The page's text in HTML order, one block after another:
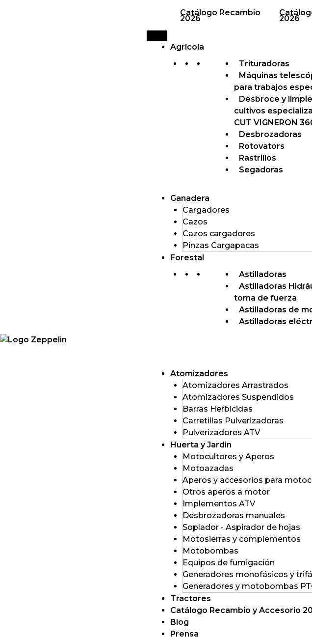
Catálogo Recambio
2026 2026
Agrícola
Trituradoras
Máquinas
para trabajos
Desbroce y
cultivos
CUT VIGNERON
Desbrozadoras
Rotovators
Rastrillos
Segadoras
Ganadera
Cargadores
Cazos
Cazos cargadores
Pinzas Cargapacas
Forestal
Astilladoras
Astilladoras
toma de fuerza
Astilladoras de
Astilladoras
Atomizadores
Atomizadores Arrastrados
Atomizadores Suspendidos
Barras Herbicidas
Carretillas Pulverizadoras
Pulverizadores ATV
Huerta y Jardin
Motocultores y Aperos
Motoazadas
Aperos y accesorios para
Otros aperos a motor
Implementos ATV
Desbrozadoras manuales
Soplador - Aspirador de hojas
Motosierras y complementos
Motobombas
Equipos de fumigación
Generadores monofásicos y
Generadores y motobombas
Tractores
Catálogo Recambio y Accesorio
Blog
Prensa